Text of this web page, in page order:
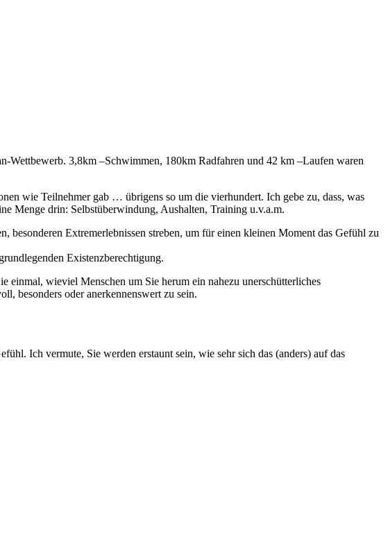
Wettbewerb. 3,8km –Schwimmen, 180km Radfahren und 42 km –Laufen waren
wie Teilnehmer gab … übrigens so um die vierhundert. Ich gebe zu, dass, was
Menge drin: Selbstüberwindung, Aushalten, Training u.v.a.m.
Extremerlebnissen streben, um für einen kleinen Moment das Gefühl zu
Existenzberechtigung.
einmal, wieviel Menschen um Sie herum ein nahezu unerschütterliches
besonders oder anerkennenswert zu sein.
Ich vermute, Sie werden erstaunt sein, wie sehr sich das (anders) auf das